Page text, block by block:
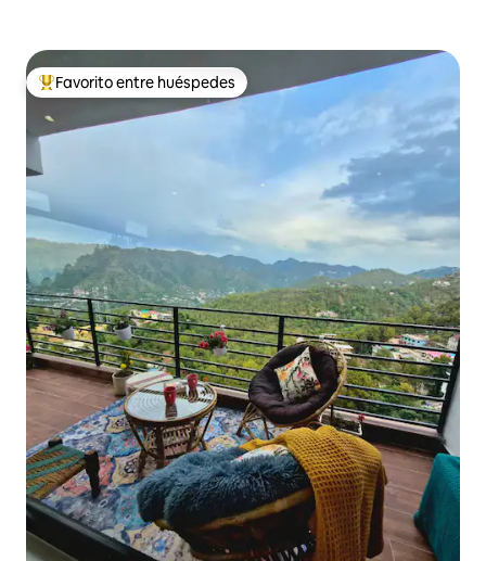
De los mejores en Favorito entre huéspedes
Favorito entre huéspedes